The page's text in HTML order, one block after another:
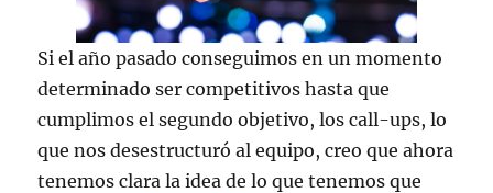
Si el año pasado conseguimos en un momento
determinado ser competitivos hasta que
cumplimos el segundo objetivo, los call-ups, lo
que nos desestructuró al equipo, creo que ahora
tenemos clara la idea de lo que tenemos que